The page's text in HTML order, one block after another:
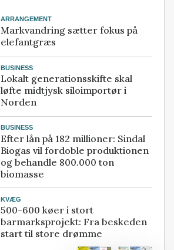
ARRANGEMENT
Markvandring sætter fokus på
elefantgræs
BUSINESS
Lokalt generationsskifte skal
løfte midtjysk siloimportør i
Norden
BUSINESS
Efter lån på 182 millioner: Sindal
Biogas vil fordoble produktionen
og behandle 800.000 ton
biomasse
KVÆG
500-600 køer i stort
barmarksprojekt: Fra beskeden
start til store drømme